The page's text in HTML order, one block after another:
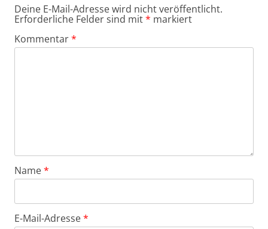
Deine E-Mail-Adresse wird nicht veröffentlicht.
Erforderliche Felder sind mit* markiert
Kommentar*
Name*
E-Mail-Adresse*